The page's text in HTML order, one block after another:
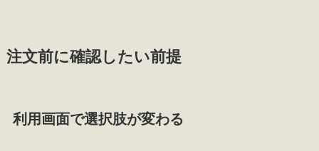
注文前に確認したい前提
利用画面で選択肢が変わる